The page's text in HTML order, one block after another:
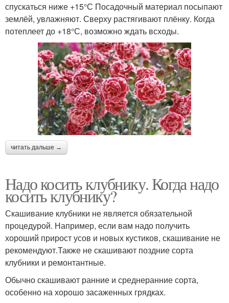
спускаться ниже +15°С Посадочный материал посыпают
землёй, увлажняют. Сверху растягивают плёнку. Когда
потеплеет до +18°С, возможно ждать всходы.
читать дальше →
Надо косить клубнику. Когда надо
косить клубнику?
Скашивание клубники не является обязательной
процедурой. Например, если вам надо получить
хороший прирост усов и новых кустиков, скашивание не
рекомендуют.Также не скашивают поздние сорта
клубники и ремонтантные.
Обычно скашивают ранние и среднеранние сорта,
особенно на хорошо засаженных грядках.